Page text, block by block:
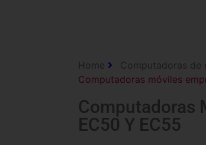
Home
Computadoras de
Computadoras móviles
Computadoras
EC50 Y EC55